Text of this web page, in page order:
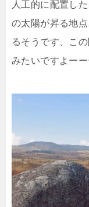
人工的に配置し
の太陽が昇る地
るそうです、こ
みたいですよー